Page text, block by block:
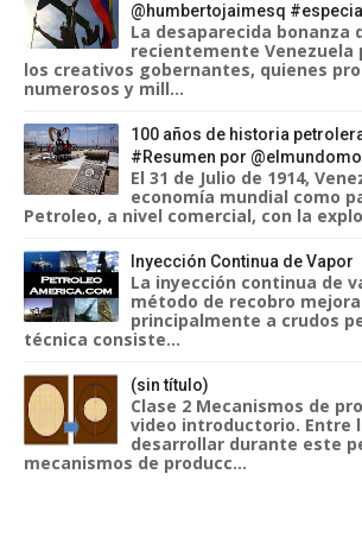
@humbertojaimesq #especial
La desaparecida bonanza
recientemente Venezuela
los creativos gobernantes, quienes
numerosos y mill...
100 años de historia
#Resumen por
El 31 de Julio de 1914,
economía mundial como
Petroleo, a nivel comercial, con la
Inyección Continua de Vapor
La inyección continua de
método de recobro
principalmente a crudos
técnica consiste...
(sin título)
Clase 2 Mecanismos de
video introductorio. Entre
desarrollar durante este
mecanismos de producc...